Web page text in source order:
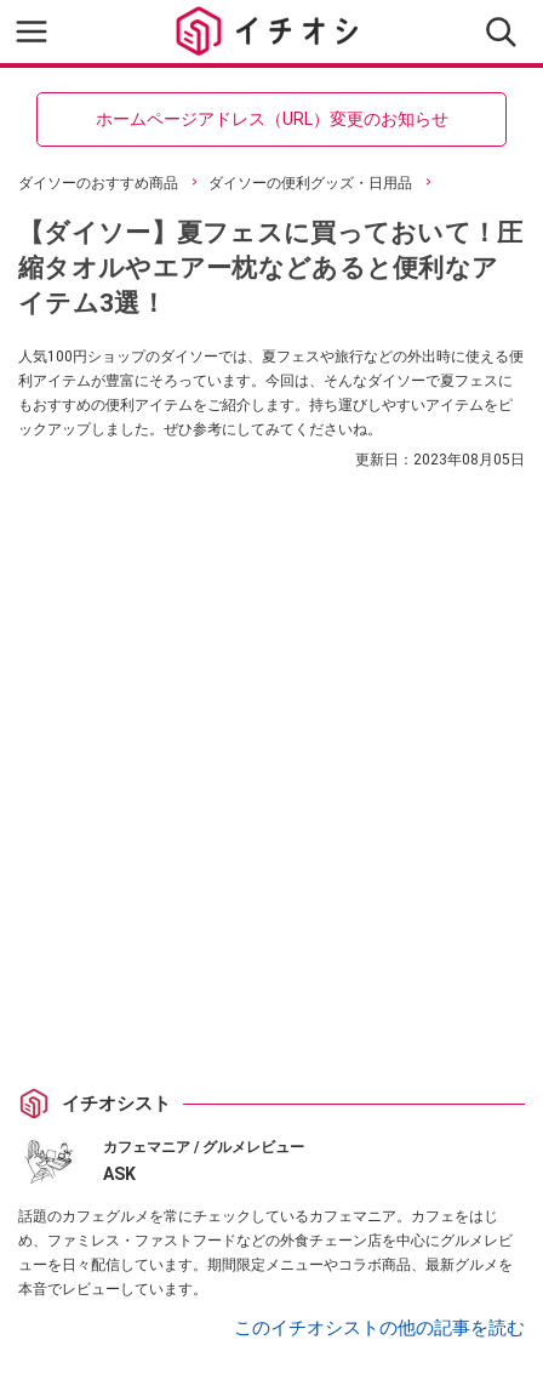
ホームページアドレス（URL）変更のお知らせ
ダイソーのおすすめ商品 ダイソーの便利グッズ・日用品
【ダイソー】夏フェスに買っておいて！圧
縮タオルやエアー枕などあると便利なア
イテム3選！
人気100円ショップのダイソーでは、夏フェスや旅行などの外出時に使える便
利アイテムが豊富にそろっています。今回は、そんなダイソーで夏フェスに
もおすすめの便利アイテムをご紹介します。持ち運びしやすいアイテムをピ
ックアップしました。ぜひ参考にしてみてくださいね。
更新日： 2023年08月05日
イチオシスト
カフェマニア / グルメレビュー
ASK
話題のカフェグルメを常にチェックしているカフェマニア。カフェをはじ
め、ファミレス・ファストフードなどの外食チェーン店を中心にグルメレビ
ューを日々配信しています。期間限定メニューやコラボ商品、最新グルメを
本音でレビューしています。
このイチオシストの他の記事を読む